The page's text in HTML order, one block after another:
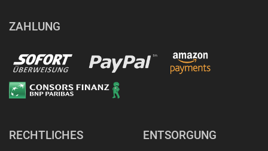
ZAHLUNG
RECHTLICHES ENTSORGUNG